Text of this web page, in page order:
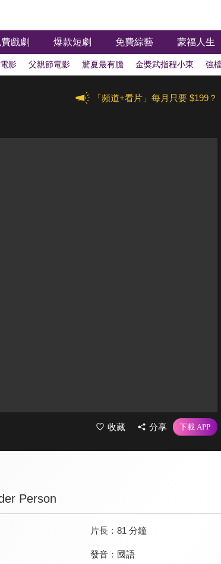
戲劇 爆款短劇 免費綜藝 蒙福人生
影 父親節電影 驚夏最有膽 金獎武指程小東 強
「頻道+看片」每月只要 $199？
收藏 分享
Person
片長： 81 分鐘
發音： 國語